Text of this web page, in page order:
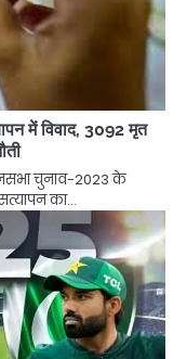
में विवाद, 3092 मृत
चुनाव-2023 के
का…